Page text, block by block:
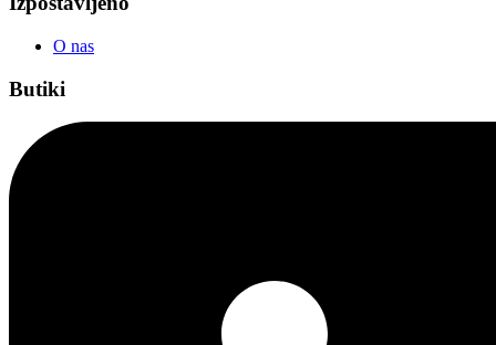
O nas
Butiki